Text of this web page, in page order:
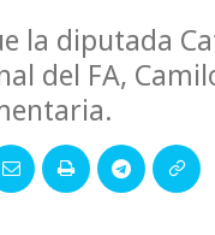
la diputada
del FA,